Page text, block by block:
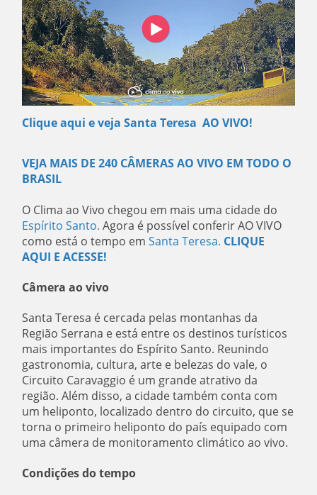
Clique aqui e veja Santa Teresa AO VIVO!
VEJA MAIS DE 240 CÂMERAS AO VIVO EM TODO O
BRASIL
O Clima ao Vivo chegou em mais uma cidade do
Espírito Santo.Agora é possível conferir AO VIVO
como está o tempo em Santa Teresa. CLIQUE
AQUI E ACESSE!
Câmera ao vivo
Santa Teresa é cercada pelas montanhas da
Região Serrana e está entre os destinos turísticos
mais importantes do Espírito Santo. Reunindo
gastronomia, cultura, arte e belezas do vale, o
Circuito Caravaggio é um grande atrativo da
região. Além disso, a cidade também conta com
um heliponto, localizado dentro do circuito, que se
torna o primeiro heliponto do país equipado com
uma câmera de monitoramento climático ao vivo.
Condições do tempo